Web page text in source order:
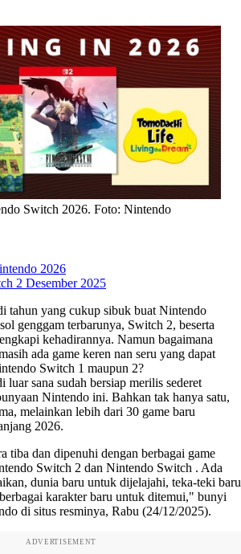
Switch 2026. Foto: Nintendo
2026
2 Desember 2025
tahun yang cukup sibuk buat Nintendo
genggam terbarunya, Switch 2, beserta
kehadirannya. Namun bagaimana
ada game keren nan seru yang dapat
Switch 1 maupun 2?
luar sana sudah bersiap merilis sederet
Nintendo ini. Bahkan tak hanya satu,
melainkan lebih dari 30 game baru
2026.
tiba dan dipenuhi dengan berbagai game
Switch 2 dan Nintendo Switch . Ada
dunia baru untuk dijelajahi, teka-teki baru
karakter baru untuk ditemui," bunyi
di situs resminya, Rabu (24/12/2025).
ADVERTISEMENT